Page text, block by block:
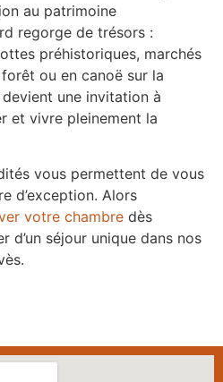
au patrimoine
regorge de trésors :
préhistoriques, marchés
ou en canoë sur la
une invitation à
et vivre pleinement la
vous permettent de vous
d’exception. Alors
votre chambre dès
d’un séjour unique dans nos